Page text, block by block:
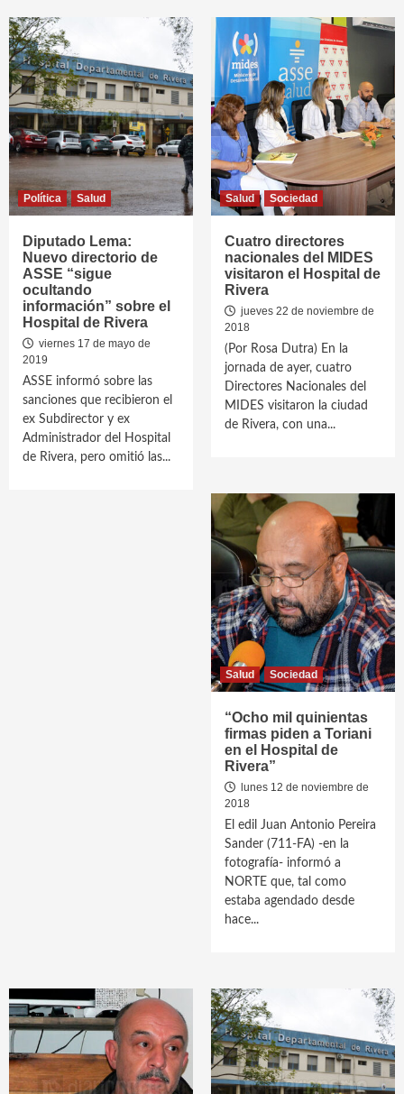
Política Salud
Diputado Lema:
Nuevo directorio de
ASSE “sigue
ocultando
información” sobre el
Hospital de Rivera
viernes 17 de mayo de
2019
ASSE informó sobre las
sanciones que recibieron el
ex Subdirector y ex
Administrador del Hospital
de Rivera, pero omitió las...
Salud Sociedad
Cuatro directores
nacionales del MIDES
visitaron el Hospital de
Rivera
jueves 22 de noviembre de
2018
(Por Rosa Dutra) En la
jornada de ayer, cuatro
Directores Nacionales del
MIDES visitaron la ciudad
de Rivera, con una...
Salud Sociedad
“Ocho mil quinientas
firmas piden a Toriani
en el Hospital de
Rivera”
lunes 12 de noviembre de
2018
El edil Juan Antonio Pereira
Sander (711-FA) -en la
fotografía- informó a
NORTE que, tal como
estaba agendado desde
hace...